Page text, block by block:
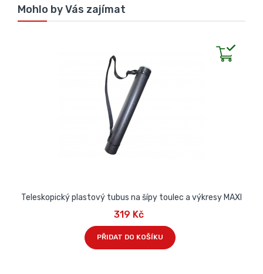
Mohlo by Vás zajímat
Teleskopický plastový tubus na šípy toulec a výkresy MAXI
319 Kč
PŘIDAT DO KOŠÍKU